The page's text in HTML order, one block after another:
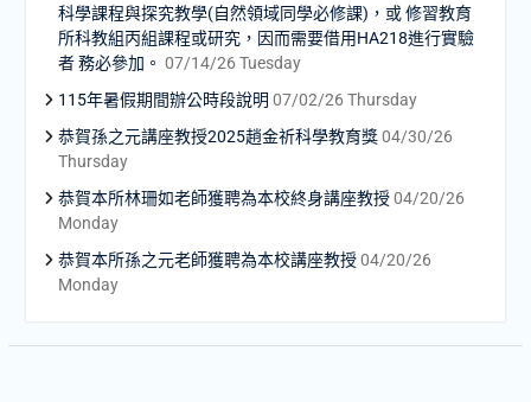
科學課程與探究教學(自然領域同學必修課)，或 修習教育
所科教組丙組課程或研究，因而需要借用HA218進行實驗
者 務必參加。 07/14/26 Tuesday
115年暑假期間辦公時段說明 07/02/26 Thursday
恭賀孫之元講座教授2025趙金祈科學教育獎 04/30/26
Thursday
恭賀本所林珊如老師獲聘為本校終身講座教授 04/20/26
Monday
恭賀本所孫之元老師獲聘為本校講座教授 04/20/26
Monday